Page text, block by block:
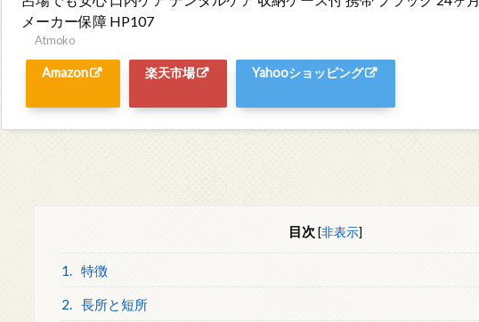
メーカー保障 HP107
Atmoko
Amazon 楽天市場 Yahooショッピング
目次 [非表示]
1. 特徴
2. 長所と短所